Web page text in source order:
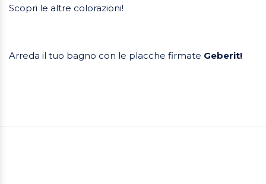
Scopri le altre colorazioni!
Arreda il tuo bagno con le placche firmate Geberit!